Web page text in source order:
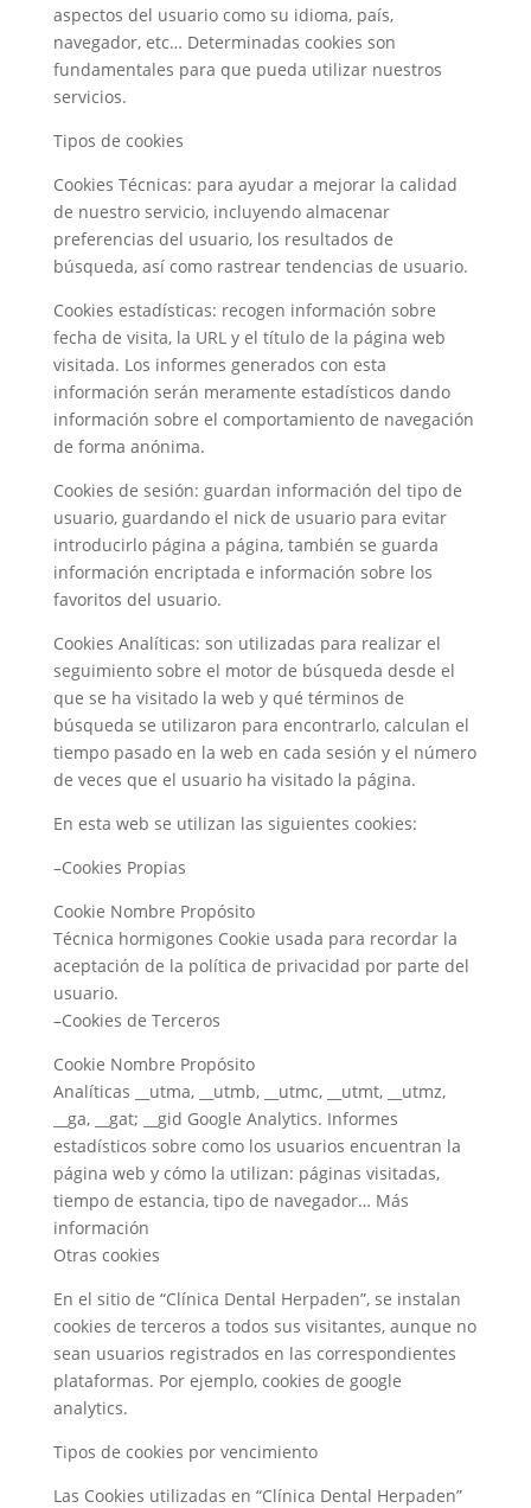
aspectos del usuario como su idioma, país,
navegador, etc… Determinadas cookies son
fundamentales para que pueda utilizar nuestros
servicios.
Tipos de cookies
Cookies Técnicas: para ayudar a mejorar la calidad
de nuestro servicio, incluyendo almacenar
preferencias del usuario, los resultados de
búsqueda, así como rastrear tendencias de usuario.
Cookies estadísticas: recogen información sobre
fecha de visita, la URL y el título de la página web
visitada. Los informes generados con esta
información serán meramente estadísticos dando
información sobre el comportamiento de navegación
de forma anónima.
Cookies de sesión: guardan información del tipo de
usuario, guardando el nick de usuario para evitar
introducirlo página a página, también se guarda
información encriptada e información sobre los
favoritos del usuario.
Cookies Analíticas: son utilizadas para realizar el
seguimiento sobre el motor de búsqueda desde el
que se ha visitado la web y qué términos de
búsqueda se utilizaron para encontrarlo, calculan el
tiempo pasado en la web en cada sesión y el número
de veces que el usuario ha visitado la página.
En esta web se utilizan las siguientes cookies:
–Cookies Propias
Cookie Nombre Propósito
Técnica hormigones Cookie usada para recordar la
aceptación de la política de privacidad por parte del
usuario.
–Cookies de Terceros
Cookie Nombre Propósito
Analíticas __utma, __utmb, __utmc, __utmt, __utmz,
__ga, __gat; __gid Google Analytics. Informes
estadísticos sobre como los usuarios encuentran la
página web y cómo la utilizan: páginas visitadas,
tiempo de estancia, tipo de navegador… Más
información
Otras cookies
En el sitio de “Clínica Dental Herpaden”, se instalan
cookies de terceros a todos sus visitantes, aunque no
sean usuarios registrados en las correspondientes
plataformas. Por ejemplo, cookies de google
analytics.
Tipos de cookies por vencimiento
Las Cookies utilizadas en “Clínica Dental Herpaden”